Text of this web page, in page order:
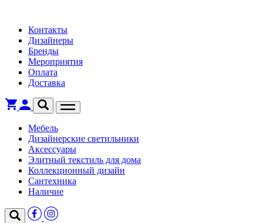
Контакты
Дизайнеры
Бренды
Мероприятия
Оплата
Доставка
Мебель
Дизайнерские светильники
Аксессуары
Элитный текстиль для дома
Коллекционный дизайн
Сантехника
Наличие